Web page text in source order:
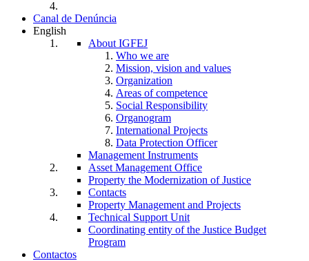
Canal de Denúncia
English
About IGFEJ
Who we are
Mission, vision and values
Organization
Areas of competence
Social Responsibility
Organogram
International Projects
Data Protection Officer
Management Instruments
Asset Management Office
Property the Modernization of Justice
Contacts
Property Management and Projects
Technical Support Unit
Coordinating entity of the Justice Budget
Program
Contactos